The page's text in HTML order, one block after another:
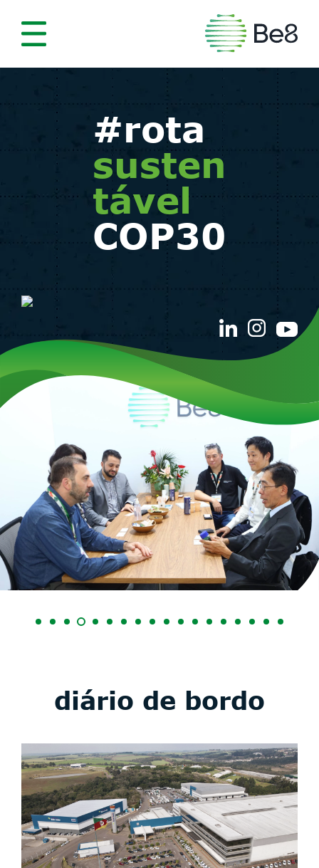
#rota
susten
tável
COP30
diário de bordo